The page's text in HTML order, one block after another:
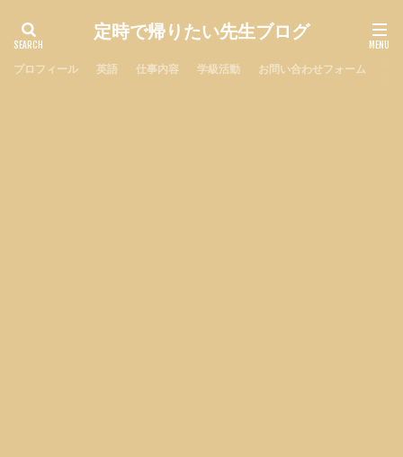
定時で帰りたい先生ブログ
プロフィール 英語 仕事内容 学級活動 お問い合わせフォーム